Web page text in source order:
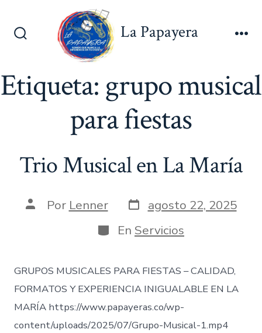
Alternar
La Papayera
Etiqueta: grupo musical
para fiestas
Trio Musical en La María
AutorPor Lenner Fecha
de
publicación
agosto 22, 2025
Categorías
En Servicios
GRUPOS MUSICALES PARA FIESTAS – CALIDAD,
FORMATOS Y EXPERIENCIA INIGUALABLE EN LA
MARÍA https://www.papayeras.co/wp-
content/uploads/2025/07/Grupo-Musical-1.mp4